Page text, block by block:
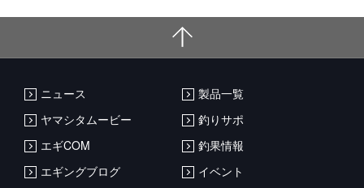
ニュース
製品一覧
ヤマシタムービー
釣りサポ
エギCOM
釣果情報
エギングブログ
イベント